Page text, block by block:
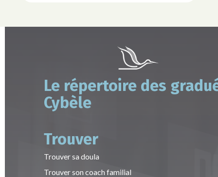
Le répertoire des
Cybèle
Trouver
Trouver sa doula
Trouver son coach familial